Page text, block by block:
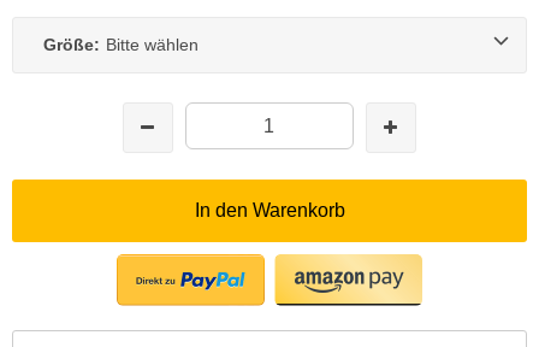
Größe: Bitte wählen
In den Warenkorb